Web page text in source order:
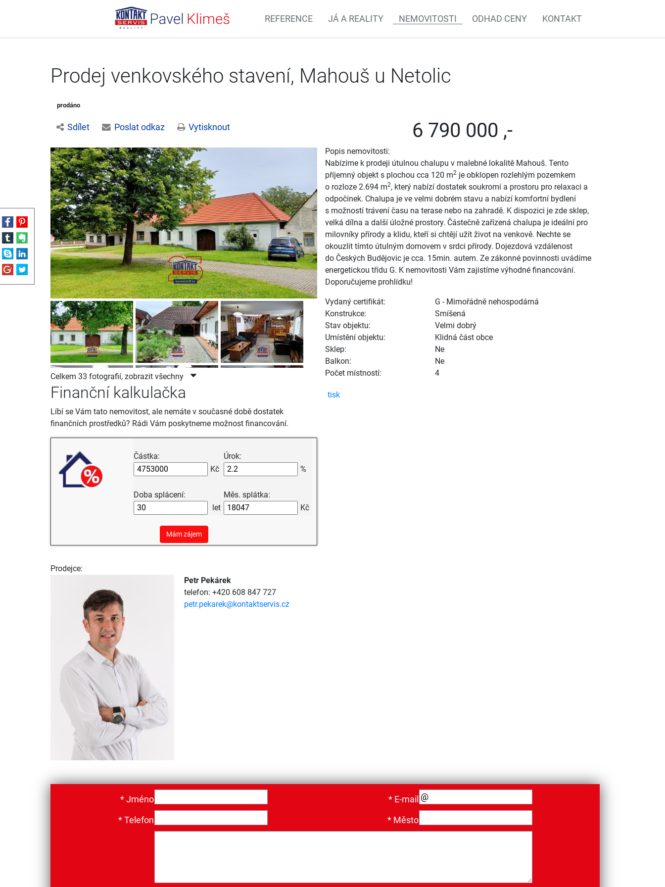
REFERENCE JÁ A REALITY NEMOVITOSTI ODHAD CENY KONTAKT
Prodej venkovského stavení, Mahouš u Netolic
prodáno
Sdílet Poslat odkaz Vytisknout
Celkem 33 fotografií, zobrazit všechny
Finanční kalkulačka
Líbí se Vám tato nemovitost, ale nemáte v současné době dostatek
finančních prostředků? Rádi Vám poskytneme možnost financování.
Částka:
Kč
Úrok:
%
Doba splácení:
let
Měs. splátka:
Kč
Mám zájem
Prodejce:
Petr Pekárek
telefon: +420 608 847 727
petr.pekarek@kontaktservis.cz
6 790 000 ,-
Popis nemovitosti:
Nabízíme k prodeji útulnou chalupu v malebné lokalitě Mahouš. Tento
příjemný objekt s plochou cca 120 m2 je obklopen rozlehlým pozemkem
o rozloze 2.694 m2, který nabízí dostatek soukromí a prostoru pro relaxaci a
odpočinek. Chalupa je ve velmi dobrém stavu a nabízí komfortní bydlení
s možností trávení času na terase nebo na zahradě. K dispozici je zde sklep,
velká dílna a další úložné prostory. Částečně zařízená chalupa je ideální pro
milovníky přírody a klidu, kteří si chtějí užít život na venkově. Nechte se
okouzlit tímto útulným domovem v srdci přírody. Dojezdová vzdálenost
do Českých Budějovic je cca. 15min. autem. Ze zákonné povinnosti uvádíme
energetickou třídu G. K nemovitosti Vám zajistíme výhodné financování.
Doporučujeme prohlídku!
Vydaný certifikát:
G - Mimořádně nehospodárná
Konstrukce:
Smíšená
Stav objektu:
Velmi dobrý
Umístění objektu:
Klidná část obce
Sklep:
Ne
Balkon:
Ne
Počet místností:
4
tisk
* Jméno * E-mail
* Telefon * Město